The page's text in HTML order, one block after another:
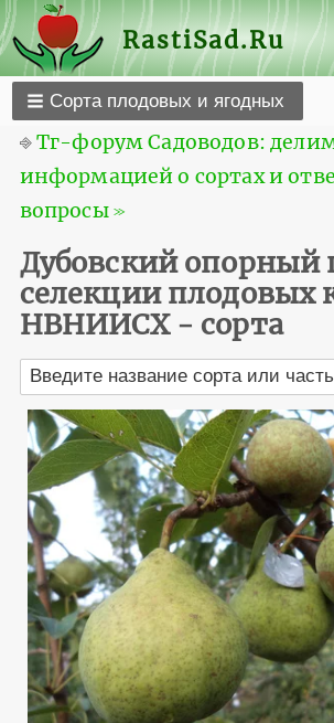
RastiSad.Ru
Сорта плодовых и ягодных
⎆Тг-форум Садоводов:
информацией о сортах и
вопросы ≫
Дубовский опорный
селекции плодовых
НВНИИСХ - сорта